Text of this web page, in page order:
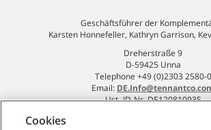
Geschäftsführer der
Karsten Honnefeller, Kathryn Garrison,
Dreherstraße 9
D-59425 Unna
Telephone +49 (0)2303 2580-0
Email:
Ust.-ID-Nr. DE120810935
Cookies